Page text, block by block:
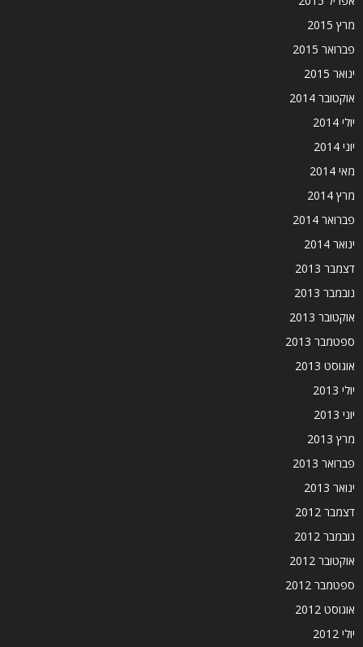
מרץ 2015
פברואר 2015
ינואר 2015
אוקטובר 2014
יולי 2014
יוני 2014
מאי 2014
מרץ 2014
פברואר 2014
ינואר 2014
דצמבר 2013
נובמבר 2013
אוקטובר 2013
ספטמבר 2013
אוגוסט 2013
יולי 2013
יוני 2013
מרץ 2013
פברואר 2013
ינואר 2013
דצמבר 2012
נובמבר 2012
אוקטובר 2012
ספטמבר 2012
אוגוסט 2012
יולי 2012